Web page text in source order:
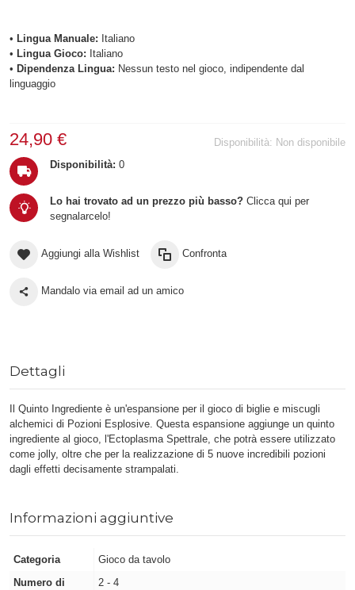
• Lingua Manuale: Italiano
• Lingua Gioco: Italiano
• Dipendenza Lingua: Nessun testo nel gioco, indipendente dal
linguaggio
Disponibilità: Non disponibile
24,90 €
Disponibilità: 0
Lo hai trovato ad un prezzo più basso? Clicca qui per
segnalarcelo!
Aggiungi alla Wishlist Confronta
Mandalo via email ad un amico
Dettagli
Il Quinto Ingrediente è un'espansione per il gioco di biglie e miscugli
alchemici di Pozioni Esplosive. Questa espansione aggiunge un quinto
ingrediente al gioco, l'Ectoplasma Spettrale, che potrà essere utilizzato
come jolly, oltre che per la realizzazione di 5 nuove incredibili pozioni
dagli effetti decisamente strampalati.
Informazioni aggiuntive
Categoria
Gioco da tavolo
Numero di
2 - 4